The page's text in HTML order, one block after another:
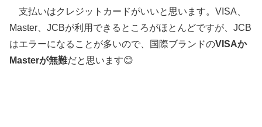
支払いはクレジットカードがいいと思います。VISA、
Master、JCBが利用できるところがほとんどですが、JCB
はエラーになることが多いので、国際ブランドのVISAか
Masterが無難だと思います😊